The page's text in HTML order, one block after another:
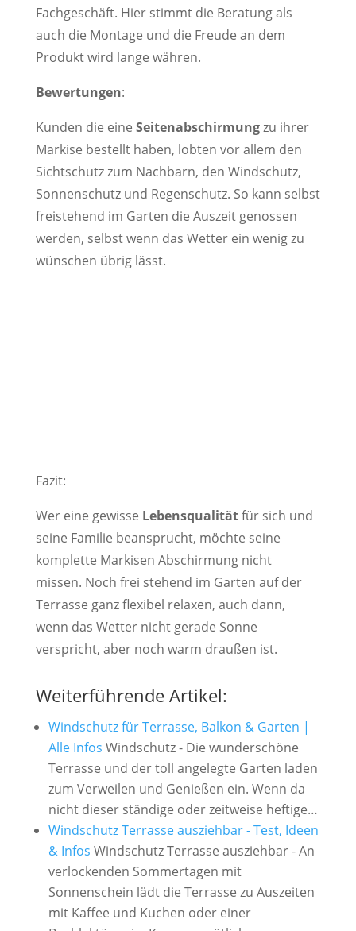
Fachgeschäft. Hier stimmt die Beratung als
auch die Montage und die Freude an dem
Produkt wird lange währen.
Bewertungen:
Kunden die eine Seitenabschirmungzu ihrer
Markise bestellt haben, lobten vor allem den
Sichtschutz zum Nachbarn, den Windschutz,
Sonnenschutz und Regenschutz. So kann selbst
freistehend im Garten die Auszeit genossen
werden, selbst wenn das Wetter ein wenig zu
wünschen übrig lässt.
Fazit:
Wer eine gewisse Lebensqualitätfür sich und
seine Familie beansprucht, möchte seine
komplette Markisen Abschirmung nicht
missen. Noch frei stehend im Garten auf der
Terrasse ganz flexibel relaxen, auch dann,
wenn das Wetter nicht gerade Sonne
verspricht, aber noch warm draußen ist.
Weiterführende Artikel:
Windschutz für Terrasse, Balkon & Garten |
Alle Infos Windschutz - Die wunderschöne
Terrasse und der toll angelegte Garten laden
zum Verweilen und Genießen ein. Wenn da
nicht dieser ständige oder zeitweise heftige…
Windschutz Terrasse ausziehbar - Test, Ideen
& Infos Windschutz Terrasse ausziehbar - An
verlockenden Sommertagen mit
Sonnenschein lädt die Terrasse zu Auszeiten
mit Kaffee und Kuchen oder einer